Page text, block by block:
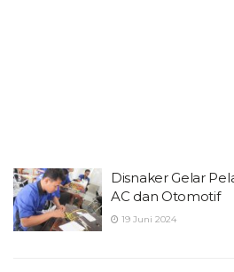
Disnaker Gelar
AC dan Otomotif
19 Juni 2024